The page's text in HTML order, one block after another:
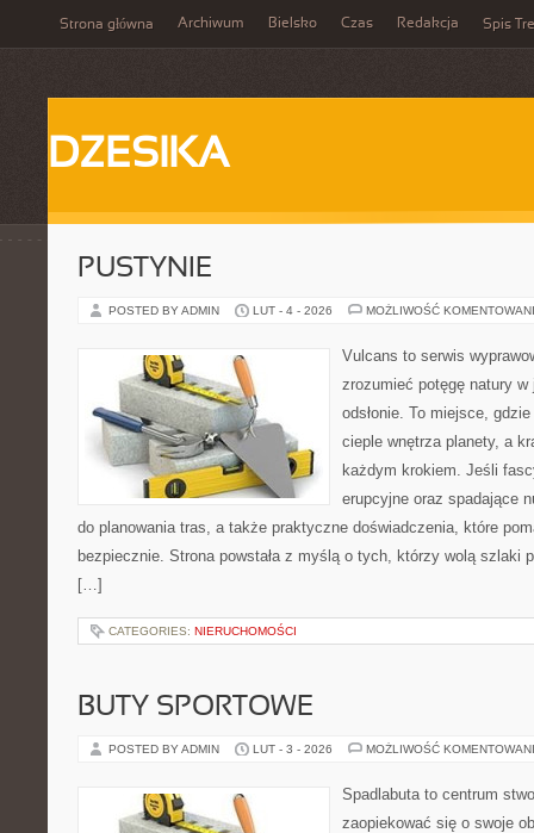
Strona główna Archiwum Bielsko Czas Redakcja Spis
DZESIKA
PUSTYNIE
POSTED BY ADMIN LUT - 4 - 2026 MOŻLIWOŚĆ
Vulcans to serwis
zrozumieć potęgę natury
odsłonie. To miejsce,
cieple wnętrza planety, a
każdym krokiem. Jeśli
erupcyjne oraz spadające
do planowania tras, a także praktyczne doświadczenia, które
bezpiecznie. Strona powstała z myślą o tych, którzy wolą szlaki
[…]
CATEGORIES: NIERUCHOMOŚCI
BUTY SPORTOWE
POSTED BY ADMIN LUT - 3 - 2026 MOŻLIWOŚĆ
Spadlabuta to centrum
zaopiekować się o swoje